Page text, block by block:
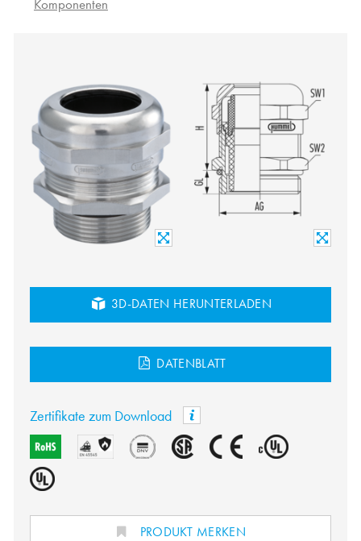
Komponenten
3D-DATEN HERUNTERLADEN
DATENBLATT
Zertifikate zum Download
PRODUKT MERKEN